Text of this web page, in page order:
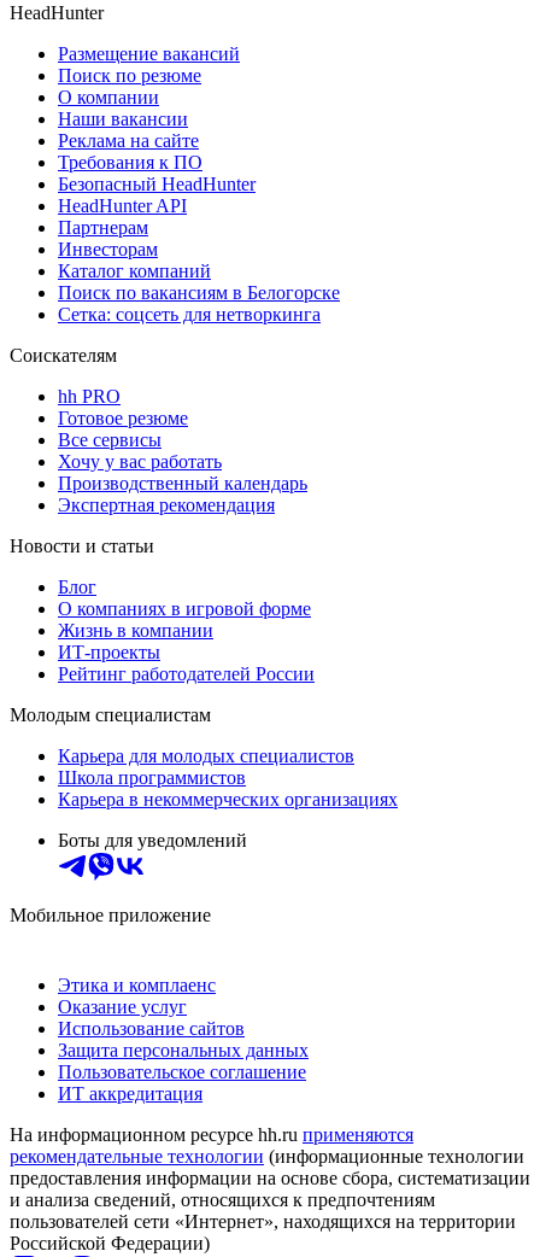
HeadHunter
Размещение вакансий
Поиск по резюме
О компании
Наши вакансии
Реклама на сайте
Требования к ПО
Безопасный HeadHunter
HeadHunter API
Партнерам
Инвесторам
Каталог компаний
Поиск по вакансиям в Белогорске
Сетка: соцсеть для нетворкинга
Соискателям
hh PRO
Готовое резюме
Все сервисы
Хочу у вас работать
Производственный календарь
Экспертная рекомендация
Новости и статьи
Блог
О компаниях в игровой форме
Жизнь в компании
ИТ-проекты
Рейтинг работодателей России
Молодым специалистам
Карьера для молодых специалистов
Школа программистов
Карьера в некоммерческих организациях
Боты для уведомлений
Мобильное приложение
Этика и комплаенс
Оказание услуг
Использование сайтов
Защита персональных данных
Пользовательское соглашение
ИТ аккредитация
На информационном ресурсе hh.ru применяются
рекомендательные технологии (информационные технологии
предоставления информации на основе сбора, систематизации
и анализа сведений, относящихся к предпочтениям
пользователей сети «Интернет», находящихся на территории
Российской Федерации)